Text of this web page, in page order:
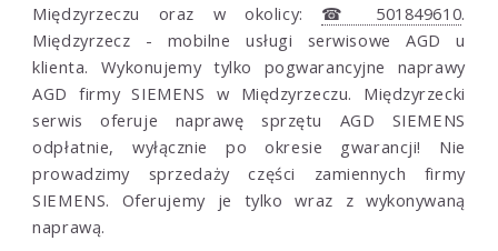
Międzyrzeczu oraz w okolicy: ☎ 501849610.
Międzyrzecz - mobilne usługi serwisowe AGD u
klienta. Wykonujemy tylko pogwarancyjne naprawy
AGD firmy SIEMENS w Międzyrzeczu. Międzyrzecki
serwis oferuje naprawę sprzętu AGD SIEMENS
odpłatnie, wyłącznie po okresie gwarancji! Nie
prowadzimy sprzedaży części zamiennych firmy
SIEMENS. Oferujemy je tylko wraz z wykonywaną
naprawą.